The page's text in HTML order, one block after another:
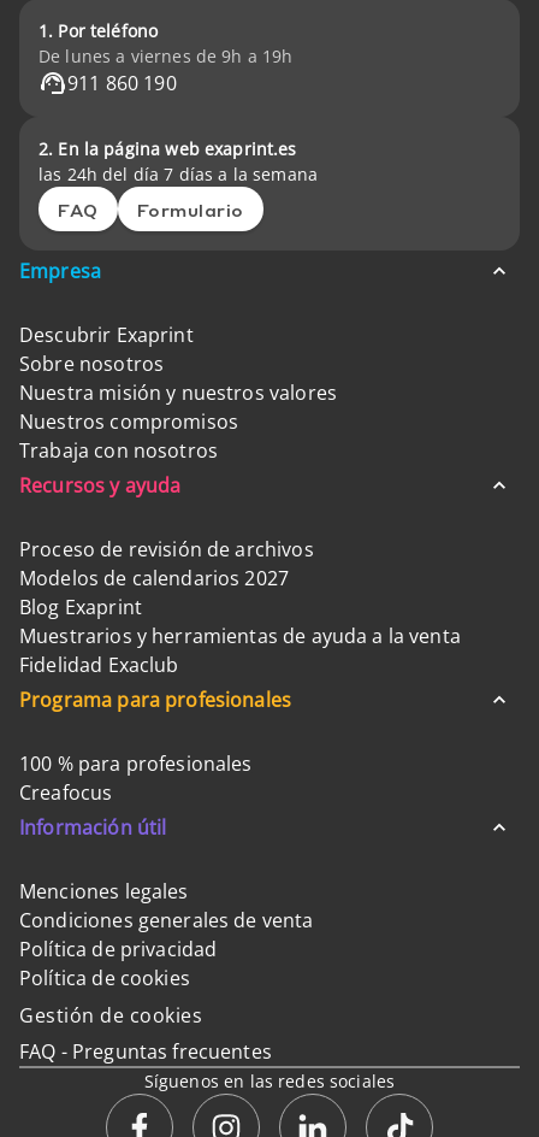
1. Por teléfono
De lunes a viernes de 9h a 19h
911 860 190
2. En la página web exaprint.es
las 24h del día 7 días a la semana
FAQ Formulario
Empresa
Descubrir Exaprint
Sobre nosotros
Nuestra misión y nuestros valores
Nuestros compromisos
Trabaja con nosotros
Recursos y ayuda
Proceso de revisión de archivos
Modelos de calendarios 2027
Blog Exaprint
Muestrarios y herramientas de ayuda a la venta
Fidelidad Exaclub
Programa para profesionales
100 % para profesionales
Creafocus
Información útil
Menciones legales
Condiciones generales de venta
Política de privacidad
Política de cookies
Gestión de cookies
FAQ - Preguntas frecuentes
Síguenos en las redes sociales